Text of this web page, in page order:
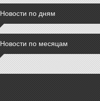
Новости по дням
Новости по месяцам